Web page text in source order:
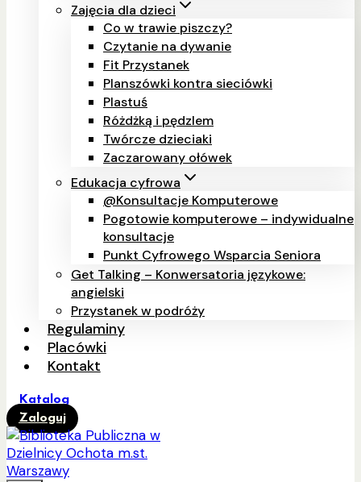
Zajęcia dla dzieci
Co w trawie piszczy?
Czytanie na dywanie
Fit Przystanek
Planszówki kontra sieciówki
Plastuś
Różdżką i pędzlem
Twórcze dzieciaki
Zaczarowany ołówek
Edukacja cyfrowa
@Konsultacje Komputerowe
Pogotowie komputerowe – indywidualne
konsultacje
Punkt Cyfrowego Wsparcia Seniora
Get Talking – Konwersatoria językowe:
angielski
Przystanek w podróży
Regulaminy
Placówki
Kontakt
Katalog
Zaloguj